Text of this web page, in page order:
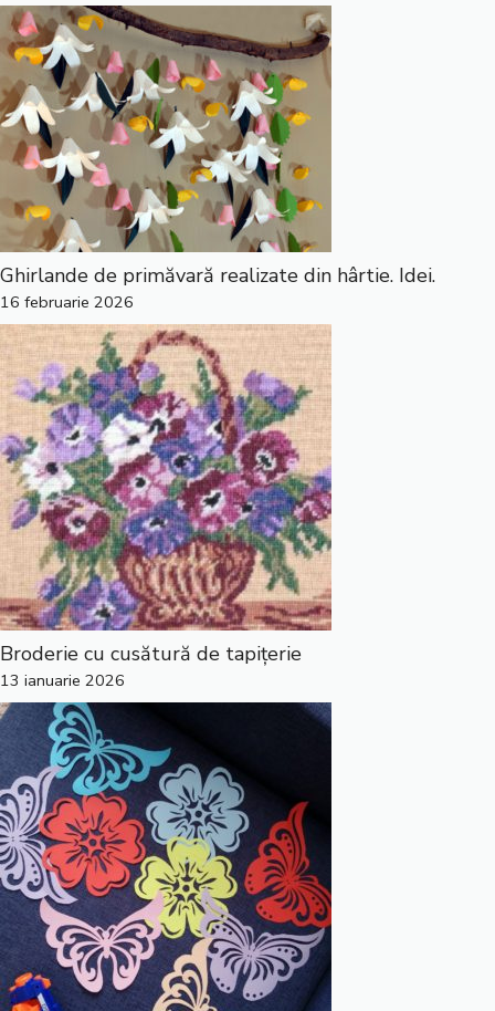
Ghirlande de primăvară realizate din hârtie. Idei.
16 februarie 2026
Broderie cu cusătură de tapițerie
13 ianuarie 2026